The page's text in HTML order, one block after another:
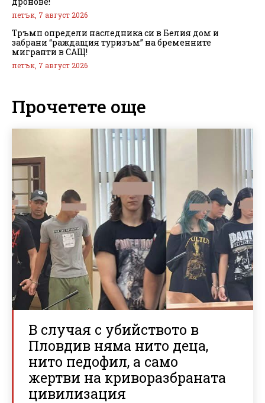
петък, 7 август 2026
Тръмп определи наследника си в Белия дом и
забрани “раждащия туризъм” на бременните
мигранти в САЩ!
петък, 7 август 2026
Прочетете още
В случая с убийството в
Пловдив няма нито деца,
нито педофил, а само
жертви на криворазбраната
цивилизация